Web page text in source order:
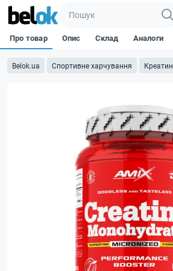
Belok.ua Спортивне харчування Креатин
Про товар Опис Склад Аналоги